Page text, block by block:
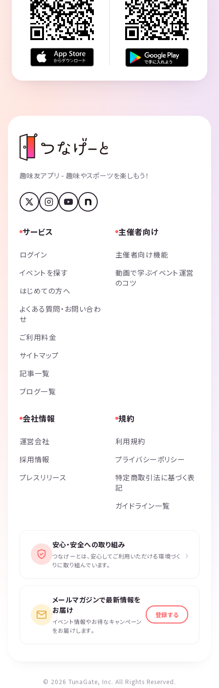
趣味友アプリ - 趣味やスポーツを楽しもう！
サービス
ログイン
イベントを探す
はじめての方へ
よくある質問・お問い合わ
せ
ご利用料金
サイトマップ
記事一覧
ブログ一覧
主催者向け
主催者向け機能
動画で学ぶイベント運営
のコツ
会社情報
運営会社
採用情報
プレスリリース
規約
利用規約
プライバシーポリシー
特定商取引法に基づく表
記
ガイドライン一覧
安心・安全への取り組み
つなげーとは、安心してご利用いただける環境づく
りに取り組んでいます。
›
メールマガジンで最新情報を
お届け
イベント情報やお得なキャンペーン
をお届けします。
登録する
© 2026 TunaGate, Inc. All Rights Reserved.